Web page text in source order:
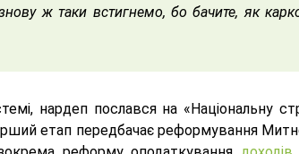
ж таки встигнемо, бо бачите, як
нардеп послався на «Національну
етап передбачає реформування